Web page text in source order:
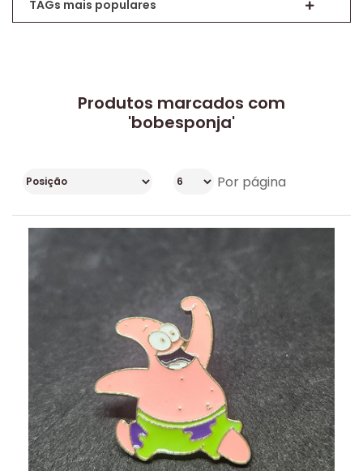
TAGs mais populares
Produtos marcados com
'bobesponja'
Por página